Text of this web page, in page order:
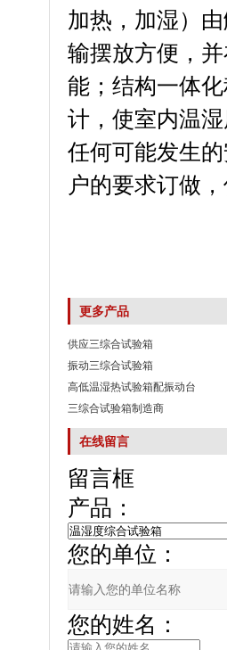
加热，加湿）
输摆放方便，
能；结构一体
计，使室内温
任何可能发生的
户的要求订做，
更多产品
供应三综合试验箱
振动三综合试验箱
高低温湿热试验箱配振动台
三综合试验箱制造商
在线留言
留言框
产品：
您的单位：
您的姓名：